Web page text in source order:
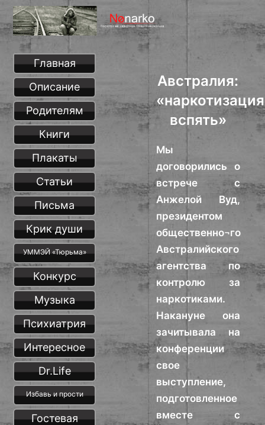
Австралия:
«наркотизация
вспять»
Мы
договорились о
встрече с
Анжелой Вуд,
президентом
общественно¬го
Австралийского
агентства по
контролю за
наркотиками.
Накануне она
зачитывала на
конференции
свое
выступление,
подготовленное
вместе с
Главная
Описание
Родителям
Книги
Плакаты
Статьи
Письма
Крик души
УММЭЙ «Тюрьма»
Конкурс
Музыка
Психиатрия
Интересное
Dr.Life
Избавь и прости
Гостевая